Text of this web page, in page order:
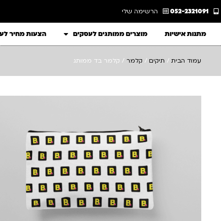
052-2321091 הרשימה שלי
מתנות אישיות מוצרים ממותגים לעסקים הצעות מחיר
עמוד הבית / תיקים / קלמר / קלמר בד ממותג